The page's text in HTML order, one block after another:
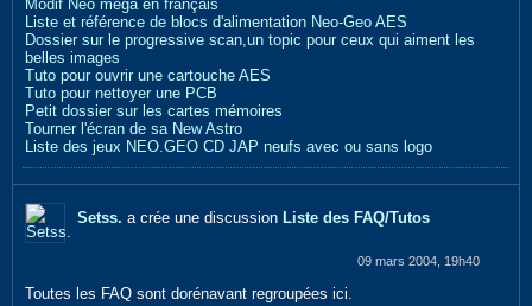
Modif Neo méga en français
Liste et référence de blocs d'alimentation Neo-Geo AES
Dossier sur le progressive scan,un topic pour ceux qui aiment les
belles images
Tuto pour ouvrir une cartouche AES
Tuto pour nettoyer une PCB
Petit dossier sur les cartes mémoires
Tourner l'écran de sa New Astro
Liste des jeux NEO.GEO CD JAP neufs avec ou sans logo
Setss. a crée une discussion Liste des FAQ/Tutos
09 mars 2004, 19h40
Toutes les FAQ sont dorénavant regroupées ici.